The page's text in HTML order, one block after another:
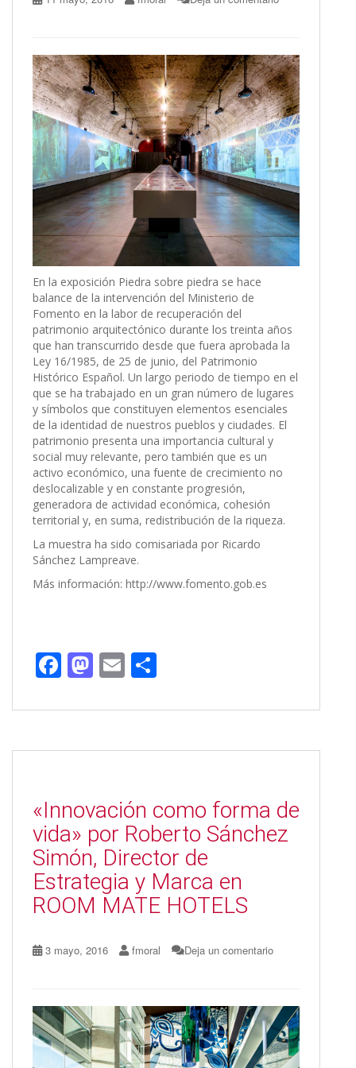
En la exposición Piedra sobre piedra se hace
balance de la intervención del Ministerio de
Fomento en la labor de recuperación del
patrimonio arquitectónico durante los treinta años
que han transcurrido desde que fuera aprobada la
Ley 16/1985, de 25 de junio, del Patrimonio
Histórico Español. Un largo periodo de tiempo en el
que se ha trabajado en un gran número de lugares
y símbolos que constituyen elementos esenciales
de la identidad de nuestros pueblos y ciudades. El
patrimonio presenta una importancia cultural y
social muy relevante, pero también que es un
activo económico, una fuente de crecimiento no
deslocalizable y en constante progresión,
generadora de actividad económica, cohesión
territorial y, en suma, redistribución de la riqueza.
La muestra ha sido comisariada por Ricardo
Sánchez Lampreave.
Más información: http://www.fomento.gob.es
F
e
b
k
M
to
d
E
ai
l
m
p
r
«Innovación como forma de
vida» por Roberto Sánchez
Simón, Director de
Estrategia y Marca en
ROOM MATE HOTELS
3 mayo, 2016 fmoral Deja un comentario